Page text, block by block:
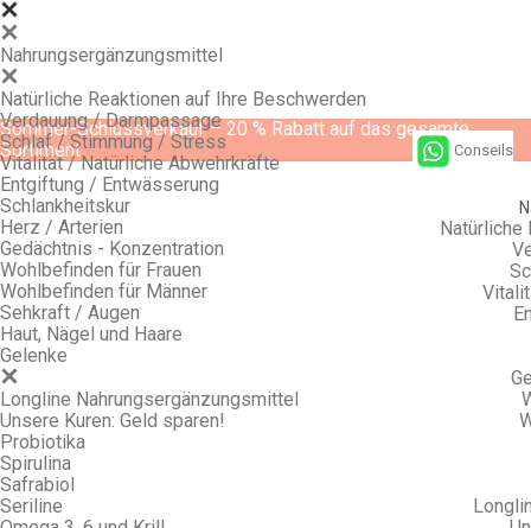
Sommer-Schlussverkauf – 20 % Rabatt auf das gesamte
Sortiment
Nahrungsergänzungsmittel
Natürliche Reaktionen auf Ihre Beschwerden
Verdauung / Darmpassage
Schlaf / Stimmung / Stress
Vitalität / Natürliche Abwehrkräfte
Entgiftung / Entwässerung
Schlankheitskur
Herz / Arterien
Gedächtnis - Konzentration
Wohlbefinden für Frauen
Wohlbefinden für Männer
Sehkraft / Augen
Haut, Nägel und Haare
Gelenke
Longline Nahrungsergänzungsmittel
Unsere Kuren: Geld sparen!
Probiotika
Spirulina
Safrabiol
Seriline
Natürliche
Conseils